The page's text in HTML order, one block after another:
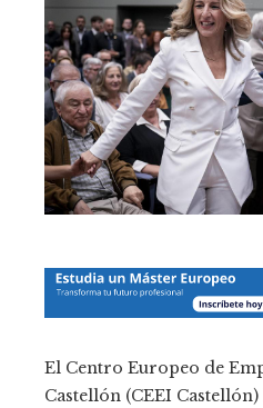
El Centro Europeo de
Castellón (CEEI